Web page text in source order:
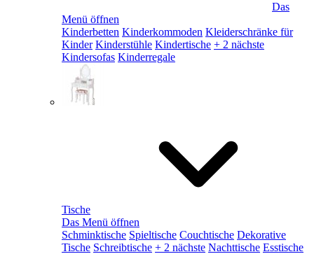
Das
Menü öffnen
Kinderbetten Kinderkommoden Kleiderschränke für
Kinder Kinderstühle Kindertische + 2 nächste
Kindersofas Kinderregale
Tische
Das Menü öffnen
Schminktische Spieltische Couchtische Dekorative
Tische Schreibtische + 2 nächste Nachttische Esstische